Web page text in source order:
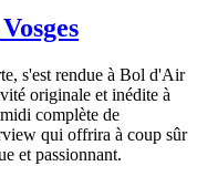
s'est rendue à Bol d'Air
originale et inédite à
complète de
qui offrira à coup sûr
et passionnant.